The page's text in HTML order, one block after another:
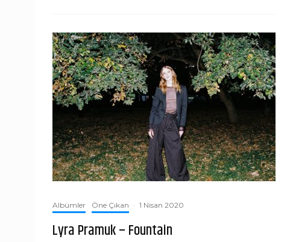
Albümler Öne Çıkan · 1 Nisan 2020
Lyra Pramuk – Fountain